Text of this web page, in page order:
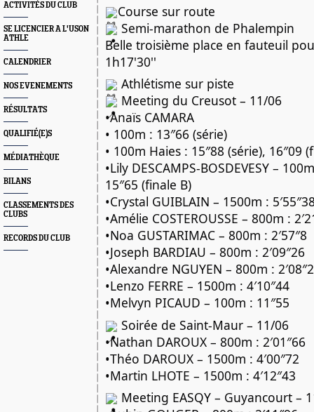
ACTIVITÉS DU CLUB
SE LICENCIER A L'USON
ATHLE
CALENDRIER
NOS EVENEMENTS
RÉSULTATS
QUALIFIÉ(E)S
MÉDIATHÈQUE
BILANS
CLASSEMENTS DES
CLUBS
RECORDS DU CLUB
Course sur route
Semi-marathon de Phalempin
Belle troisième place en fauteuil
1h17'30''
Athlétisme sur piste
Meeting du Creusot – 11/06
•Anaïs CAMARA
• 100m : 13″66 (série)
• 100m Haies : 15″88 (série), 16″09
•Lily DESCAMPS-BOSDEVESY –
15″65 (finale B)
•Crystal GUIBLAIN – 1500m :
•Amélie COSTEROUSSE – 800m :
•Noa GUSTARIMAC – 800m : 2′57″8
•Joseph BARDIAU – 800m : 2′09″26
•Alexandre NGUYEN – 800m :
•Lenzo FERRE – 1500m : 4′10″44
•Melvyn PICAUD – 100m : 11″55
Soirée de Saint-Maur – 11/06
•Nathan DAROUX – 800m : 2′01″66
•Théo DAROUX – 1500m : 4′00″72
•Martin LHOTE – 1500m : 4′12″43
Meeting EASQY – Guyancourt –